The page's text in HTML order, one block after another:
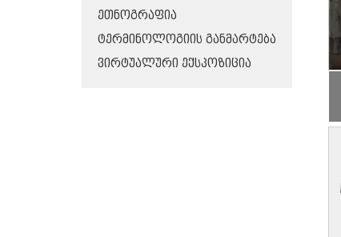
ᲔᲗᲜᲝᲒᲠᲐᲤᲘᲐ
ᲢᲔᲠᲛᲘᲜᲝᲚᲝᲒᲘᲘᲡ ᲒᲐᲜᲛᲐᲠᲢᲔᲑᲐ
ᲕᲘᲠᲢᲣᲐᲚᲣᲠᲘ ᲔᲥᲡᲞᲝᲖᲘᲪᲘᲐ